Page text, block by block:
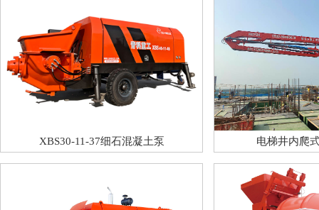
XBS30-11-37细石混凝土泵 电梯井内爬